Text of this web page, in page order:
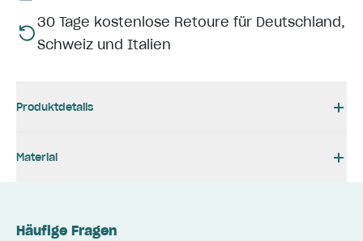
30 Tage kostenlose Retoure für Deutschland,
Schweiz und Italien
Produktdetails
Material
Häufige Fragen